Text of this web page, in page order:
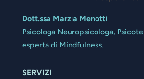
Dott.ssa Marzia Menotti
Psicologa Neuropsicologa,
esperta di Mindfulness.
SERVIZI